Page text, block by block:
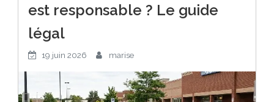
est responsable ? Le guide
légal
19 juin 2026 marise